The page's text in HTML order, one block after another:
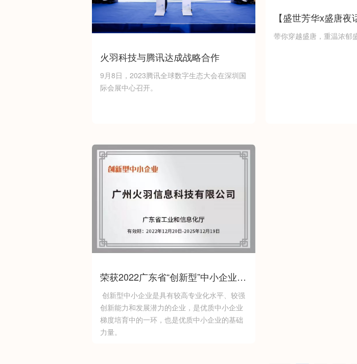
火羽科技与腾讯达成战略合作
9月8日，2023腾讯全球数字生态大会在深圳国
际会展中心召开。
【盛世芳华x盛唐
动回顾！
带你穿越盛唐，重温浓郁
荣获2022广东省“创新型”中小企业称
号<
创新型中小企业是具有较高专业化水平、较强
创新能力和发展潜力的企业，是优质中小企业
梯度培育中的一环，也是优质中小企业的基础
力量。